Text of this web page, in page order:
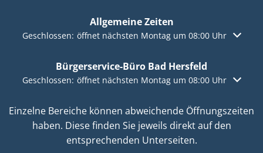
Allgemeine Zeiten
Klicken, um weitere Öffnungs- oder Schließzeiten
Geschlossen: öffnet nächsten Montag um 08:00 Uhr
Bürgerservice-Büro Bad Hersfeld
Klicken, um weitere Öffnungs- oder Schließzeiten
Geschlossen: öffnet nächsten Montag um 08:00 Uhr
Einzelne Bereiche können abweichende Öffnungszeiten
haben. Diese finden Sie jeweils direkt auf den
entsprechenden Unterseiten.